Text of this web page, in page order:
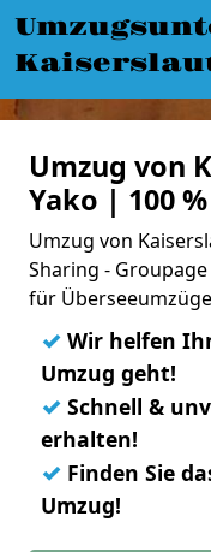
Umzug von
Yako | 100
Umzug von
Sharing -
für
✓ Wir helfen
Umzug geht!
✓ Schnell &
erhalten!
✓ Finden Sie
Umzug!